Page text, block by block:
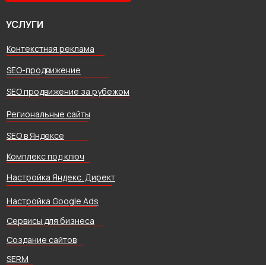
УСЛУГИ
SEO-продвижение
Контекстная реклама
SEO продвижение за рубежом
Сервисы для бизнеса
Создание сайтов
SERM
Региональные сайты
Настройка Яндекс. Директ
SEO в Яндексе
Комплекс под ключ
Настройка Google Ads